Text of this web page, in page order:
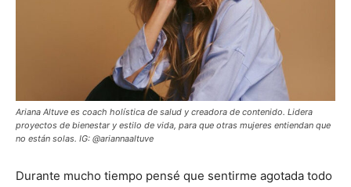
Ariana Altuve es coach holística de salud y creadora de contenido. Lidera
proyectos de bienestar y estilo de vida, para que otras mujeres entiendan que
no están solas. IG: @ariannaaltuve
Durante mucho tiempo pensé que sentirme agotada todo